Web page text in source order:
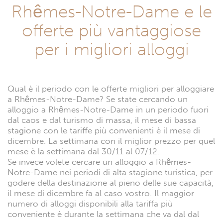
Rhêmes-Notre-Dame e le
offerte più vantaggiose
per i migliori alloggi
Qual è il periodo con le offerte migliori per alloggiare
a Rhêmes-Notre-Dame? Se state cercando un
alloggio a Rhêmes-Notre-Dame in un periodo fuori
dal caos e dal turismo di massa, il mese di bassa
stagione con le tariffe più convenienti è il mese di
dicembre. La settimana con il miglior prezzo per quel
mese è la settimana dal 30/11 al 07/12.
Se invece volete cercare un alloggio a Rhêmes-
Notre-Dame nei periodi di alta stagione turistica, per
godere della destinazione al pieno delle sue capacità,
il mese di dicembre fa al caso vostro. Il maggior
numero di alloggi disponibili alla tariffa più
conveniente è durante la settimana che va dal dal